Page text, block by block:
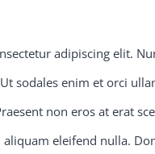
adipiscing elit.
sodales enim et orci
non eros at erat
eleifend nulla.